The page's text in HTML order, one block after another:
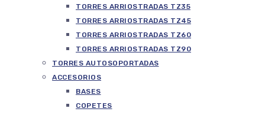
TORRES ARRIOSTRADAS TZ35
TORRES ARRIOSTRADAS TZ45
TORRES ARRIOSTRADAS TZ60
TORRES ARRIOSTRADAS TZ90
TORRES AUTOSOPORTADAS
ACCESORIOS
BASES
COPETES